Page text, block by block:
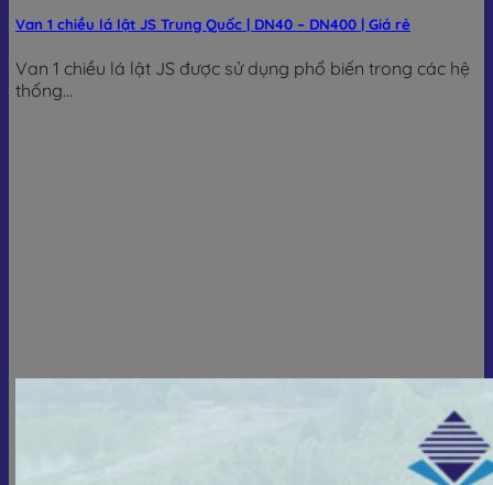
Van 1 chiều lá lật JS Trung Quốc | DN40 – DN400 | Giá rẻ
Van 1 chiều lá lật JS được sử dụng phổ biến trong các hệ
thống...